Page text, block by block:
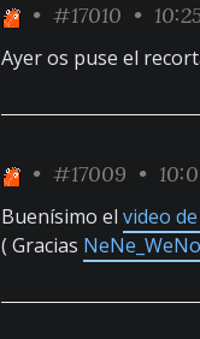
• #17010 •
Ayer os puse el
• #17009 •
Buenísimo el video de
( Gracias NeNe_WeNo